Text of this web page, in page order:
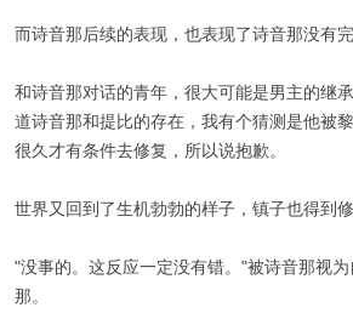
而诗音那后续的表现，也表现了诗音那没有
和诗音那对话的青年，很大可能是男主的继
道诗音那和提比的存在，我有个猜测是他被
很久才有条件去修复，所以说抱歉。
世界又回到了生机勃勃的样子，镇子也得到
"没事的。这反应一定没有错。"被诗音那视
那。